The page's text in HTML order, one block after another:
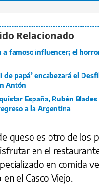
a famoso influencer; el
de papá’ encabezará el
Antón
España, Rubén
a la Argentina
queso es otro de los
en el
en comida
en el Casco Viejo.